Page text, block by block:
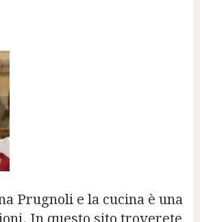
Prugnoli e la cucina è una
In questo sito troverete